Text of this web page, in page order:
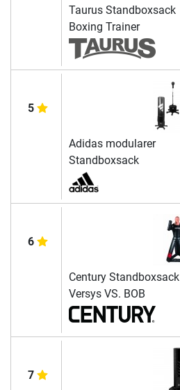
Taurus Standboxsack
Boxing Trainer
5
Adidas modularer
Standboxsack
6
Century Standboxsack
Versys VS. BOB
7